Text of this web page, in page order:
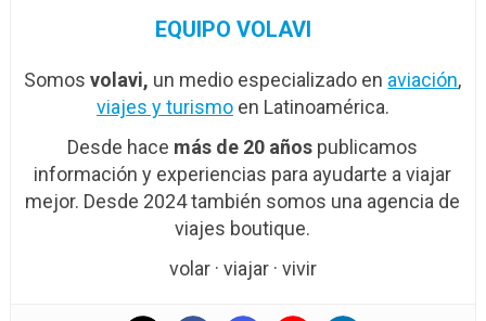
EQUIPO VOLAVI
Somosvolavi, un medio especializado en aviación,
viajes y turismoen Latinoamérica.
Desde hace más de 20 años publicamos
información y experiencias para ayudarte a viajar
mejor. Desde 2024 también somos una agencia de
viajes boutique.
volar · viajar · vivir